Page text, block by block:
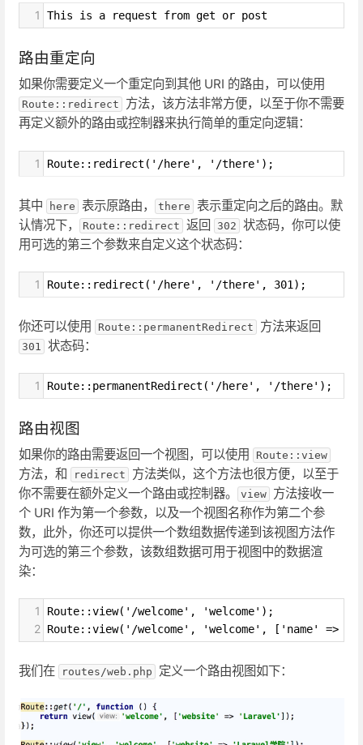
1 This is a request from get or post
路由重定向
如果你需要定义一个重定向到其他 URI 的路由，可以使用
Route::redirect
方法，该方法非常方便，以至于你不需要
再定义额外的路由或控制器来执行简单的重定向逻辑：
1 Route::redirect('/here', '/there');
其中 here 表示原路由， there 表示重定向之后的路由。默
认情况下，
Route::redirect 返回 302 状态码，你可以使
用可选的第三个参数来自定义这个状态码：
1 Route::redirect('/here', '/there', 301);
你还可以使用 Route::permanentRedirect 方法来返回
301 状态码：
1 Route::permanentRedirect('/here', '/there');
路由视图
如果你的路由需要返回一个视图，可以使用 Route::view
方法，和 redirect
方法类似，这个方法也很方便，以至于
你不需要在额外定义一个路由或控制器。
view 方法接收一
个 URI 作为第一个参数，以及一个视图名称作为第二个参
数，此外，你还可以提供一个数组数据传递到该视图方法作
为可选的第三个参数，该数组数据可用于视图中的数据渲
染：
1 Route::view('/welcome', 'welcome');
2 Route::view('/welcome', 'welcome', ['name' => '
我们在 routes/web.php 定义一个路由视图如下：